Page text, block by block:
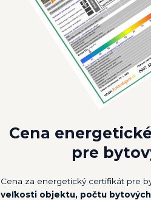
Cena
pre
Cena za energetický certifikát pre
veľkosti objektu, počtu